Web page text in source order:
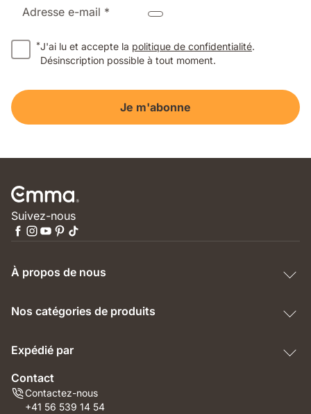
Adresse e-mail *
*J'ai lu et accepte la politique de confidentialité.
Désinscription possible à tout moment.
Je m'abonne
Suivez-nous
À propos de nous
Nos catégories de produits
Expédié par
Contact
Contactez-nous
+41 56 539 14 54